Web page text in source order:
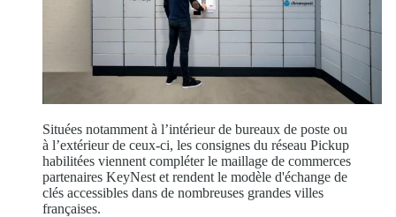
Situées notamment à l’intérieur de bureaux de poste ou
à l’extérieur de ceux-ci, les consignes du réseau Pickup
habilitées viennent compléter le maillage de commerces
partenaires KeyNest et rendent le modèle d'échange de
clés accessibles dans de nombreuses grandes villes
françaises.